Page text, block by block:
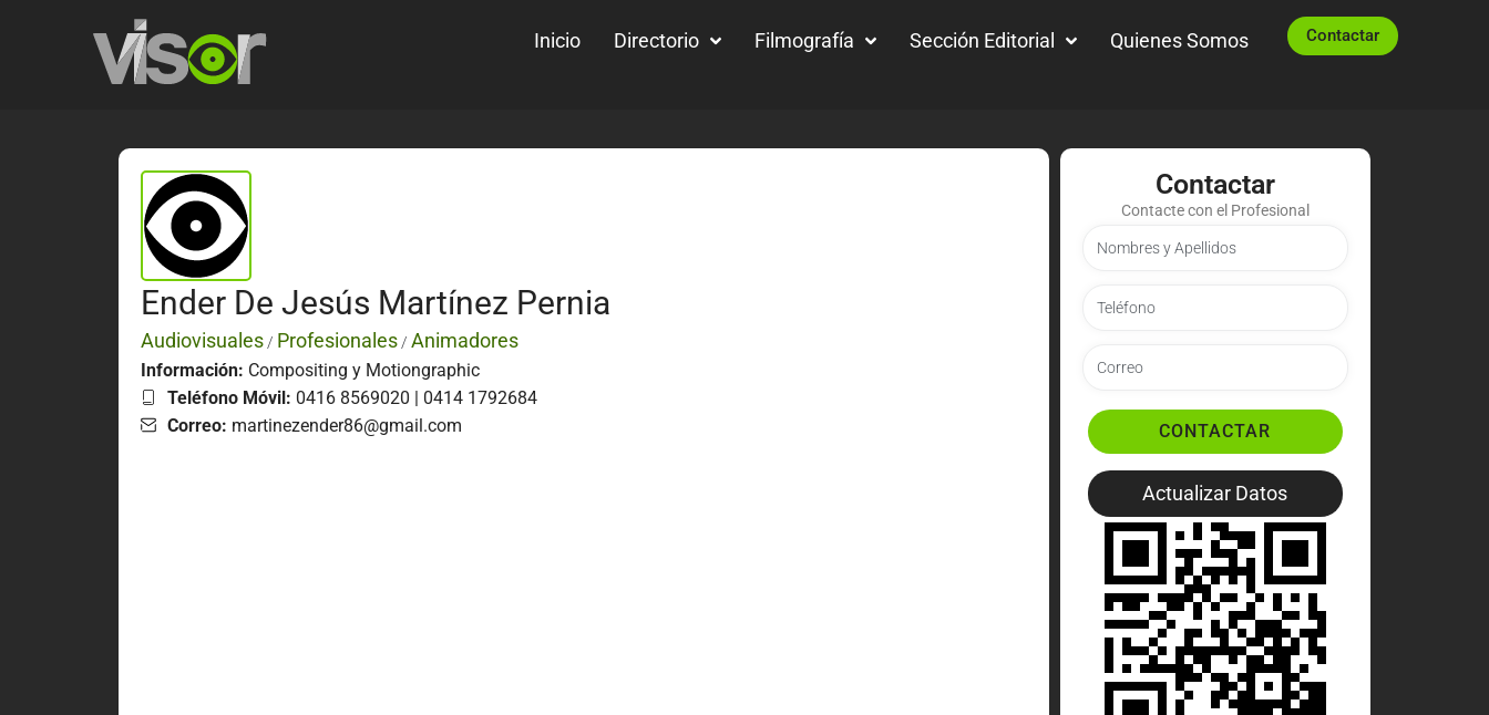
Inicio Directorio Filmografía Sección Editorial Quienes Somos Contactar
Ender De Jesús Martínez Pernia
Audiovisuales / Profesionales / Animadores
Información: Compositing y Motiongraphic
Teléfono Móvil: 0416 8569020 | 0414 1792684
Correo: martinezender86@gmail.com
Contactar
Contacte con el Profesional
CONTACTAR
Actualizar Datos